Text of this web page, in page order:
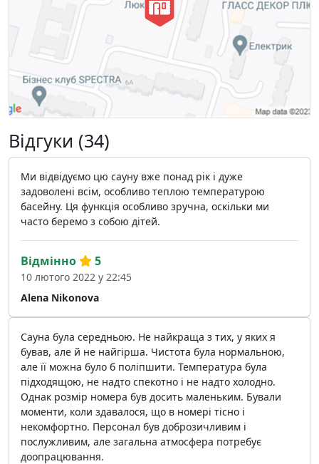
Відгуки (34)
Ми відвідуємо цю сауну вже понад рік і дуже
задоволені всім, особливо теплою температурою
басейну. Ця функція особливо зручна, оскільки ми
часто беремо з собою дітей.
Alena Nikonova
Відмінно 5
10 лютого 2022 у 22:45
Сауна була середньою. Не найкраща з тих, у яких я
бував, але й не найгірша. Чистота була нормальною,
але її можна було б поліпшити. Температура була
підходящою, не надто спекотно і не надто холодно.
Однак розмір номера був досить маленьким. Бували
моменти, коли здавалося, що в номері тісно і
некомфортно. Персонал був доброзичливим і
послужливим, але загальна атмосфера потребує
доопрацювання.